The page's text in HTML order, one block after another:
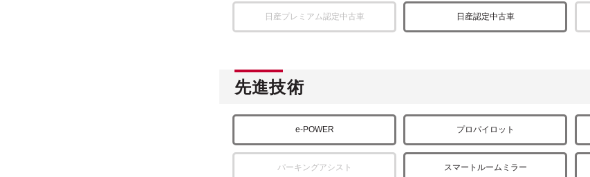
日産プレミアム認定中古車 日産認定中古車
先進技術
e-POWER プロパイロット
パーキングアシスト スマートルームミラー